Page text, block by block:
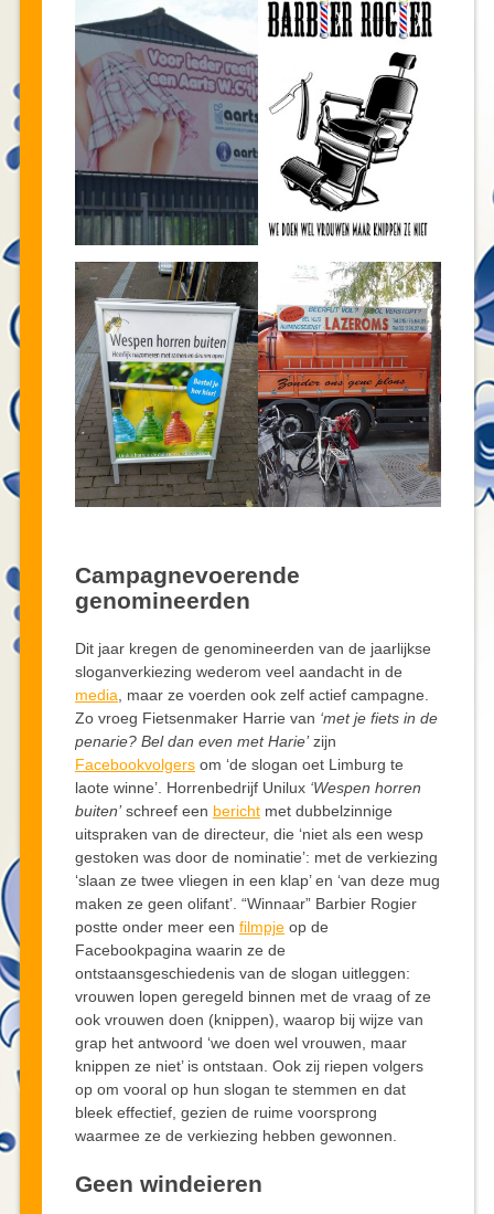
Campagnevoerende
genomineerden
Dit jaar kregen de genomineerden van de jaarlijkse
sloganverkiezing wederom veel aandacht in de
media , maar ze voerden ook zelf actief campagne.
Zo vroeg Fietsenmaker Harrie van ‘met je fiets in de
penarie? Bel dan even met Harie’zijn
Facebookvolgersom ‘de slogan oet Limburg te
laote winne’. Horrenbedrijf Unilux ‘Wespen horren
buiten’schreef een berichtmet dubbelzinnige
uitspraken van de directeur, die ‘niet als een wesp
gestoken was door de nominatie’: met de verkiezing
‘slaan ze twee vliegen in een klap’ en ‘van deze mug
maken ze geen olifant’. “Winnaar” Barbier Rogier
postte onder meer een filmpjeop de
Facebookpagina waarin ze de
ontstaansgeschiedenis van de slogan uitleggen:
vrouwen lopen geregeld binnen met de vraag of ze
ook vrouwen doen (knippen), waarop bij wijze van
grap het antwoord ‘we doen wel vrouwen, maar
knippen ze niet’ is ontstaan. Ook zij riepen volgers
op om vooral op hun slogan te stemmen en dat
bleek effectief, gezien de ruime voorsprong
waarmee ze de verkiezing hebben gewonnen.
Geen windeieren